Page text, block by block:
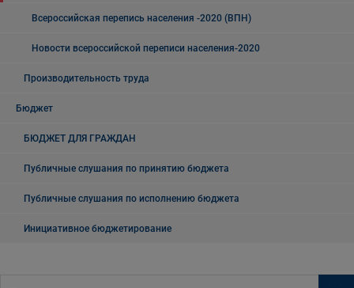
Всероссийская перепись населения -2020 (ВПН)
Новости всероссийской переписи населения-2020
Производительность труда
Бюджет
БЮДЖЕТ ДЛЯ ГРАЖДАН
Публичные слушания по принятию бюджета
Публичные слушания по исполнению бюджета
Инициативное бюджетирование